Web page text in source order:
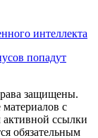
интеллекта
попадут
защищены.
с
активной ссылки
обязательным